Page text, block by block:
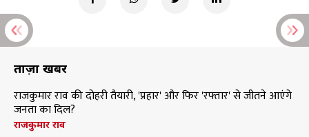
ताज़ा खबरें
राजकुमार राव की दोहरी तैयारी, 'प्रहार' और फिर 'रफ्तार' से जीतने आएंगे
जनता का दिल?
राजकुमार राव